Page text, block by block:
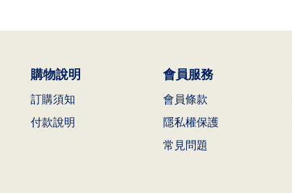
購物說明
訂購須知
付款說明
會員服務
會員條款
隱私權保護
常見問題